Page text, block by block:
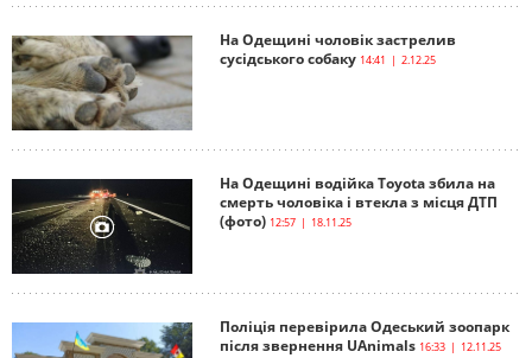
На Одещині чоловік застрелив
сусідського собаку 14:41 | 2.12.25
На Одещині водійка Toyota збила на
смерть чоловіка і втекла з місця ДТП
(фото) 12:57 | 18.11.25
Поліція перевірила Одеський зоопарк
після звернення UAnimals 16:33 | 12.11.25